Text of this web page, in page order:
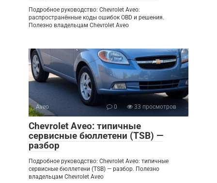
Подробное руководство: Chevrolet Aveo:
распространённые коды ошибок OBD и решения.
Полезно владельцам Chevrolet Aveo
Aveo 0 33 просмотров
Chevrolet Aveo: типичные
сервисные бюллетени (TSB) —
разбор
Подробное руководство: Chevrolet Aveo: типичные
сервисные бюллетени (TSB) — разбор. Полезно
владельцам Chevrolet Aveo